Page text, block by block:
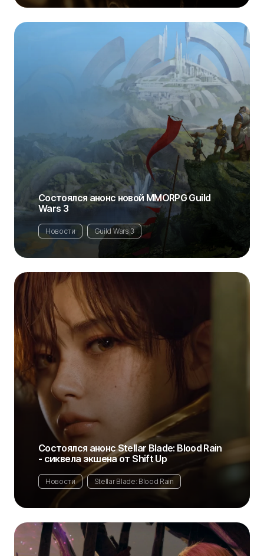
Состоялся анонс новой MMORPG Guild
Wars 3
Новости Guild Wars 3
Состоялся анонс Stellar Blade: Blood Rain
- сиквела экшена от Shift Up
Новости Stellar Blade: Blood Rain